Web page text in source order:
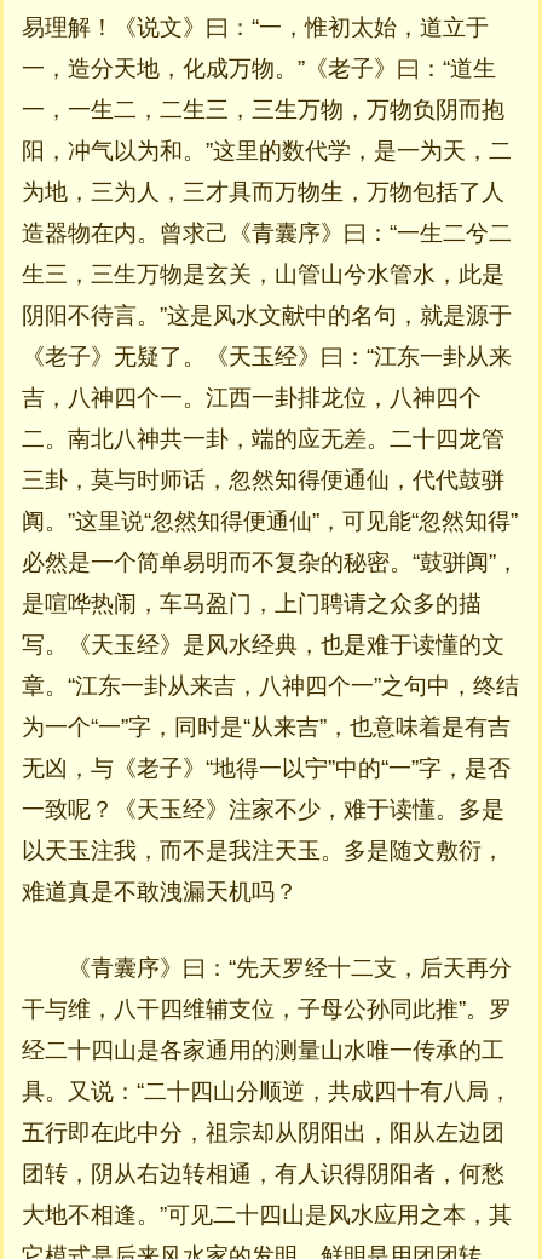
易理解！《说文》曰：“一，惟初太始，道立于
一，造分天地，化成万物。”《老子》曰：“道生
一，一生二，二生三，三生万物，万物负阴而抱
阳，冲气以为和。”这里的数代学，是一为天，二
为地，三为人，三才具而万物生，万物包括了人
造器物在内。曾求己《青囊序》曰：“一生二兮二
生三，三生万物是玄关，山管山兮水管水，此是
阴阳不待言。”这是风水文献中的名句，就是源于
《老子》无疑了。《天玉经》曰：“江东一卦从来
吉，八神四个一。江西一卦排龙位，八神四个
二。南北八神共一卦，端的应无差。二十四龙管
三卦，莫与时师话，忽然知得便通仙，代代鼓骈
阗。”这里说“忽然知得便通仙”，可见能“忽然知得”
必然是一个简单易明而不复杂的秘密。“鼓骈阗”，
是喧哗热闹，车马盈门，上门聘请之众多的描
写。《天玉经》是风水经典，也是难于读懂的文
章。“江东一卦从来吉，八神四个一”之句中，终结
为一个“一”字，同时是“从来吉”，也意味着是有吉
无凶，与《老子》“地得一以宁”中的“一”字，是否
一致呢？《天玉经》注家不少，难于读懂。多是
以天玉注我，而不是我注天玉。多是随文敷衍，
难道真是不敢洩漏天机吗？
《青囊序》曰：“先天罗经十二支，后天再分
干与维，八干四维辅支位，子母公孙同此推”。罗
经二十四山是各家通用的测量山水唯一传承的工
具。又说：“二十四山分顺逆，共成四十有八局，
五行即在此中分，祖宗却从阴阳出，阳从左边团
团转，阴从右边转相通，有人识得阴阳者，何愁
大地不相逢。”可见二十四山是风水应用之本，其